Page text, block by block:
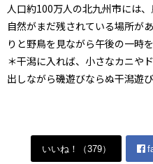
人口約100万人の北九州市には
自然がまだ残されている場所が
りと野鳥を見ながら午後の一時
＊干潟に入れば、小さなカニや
出しながら磯遊びならぬ干潟遊
いいね！（379）